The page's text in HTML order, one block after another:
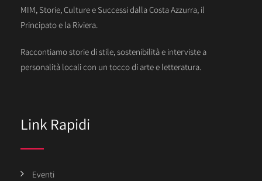
MIM, Storie, Culture e Successi dalla Costa Azzurra, il
Principato e la Riviera.
Raccontiamo storie di stile, sostenibilità e interviste a
personalità locali con un tocco di arte e letteratura.
Link Rapidi
Eventi